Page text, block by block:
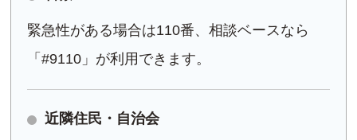
緊急性がある場合は110番、相談ベースなら
「#9110」が利用できます。
近隣住民・自治会